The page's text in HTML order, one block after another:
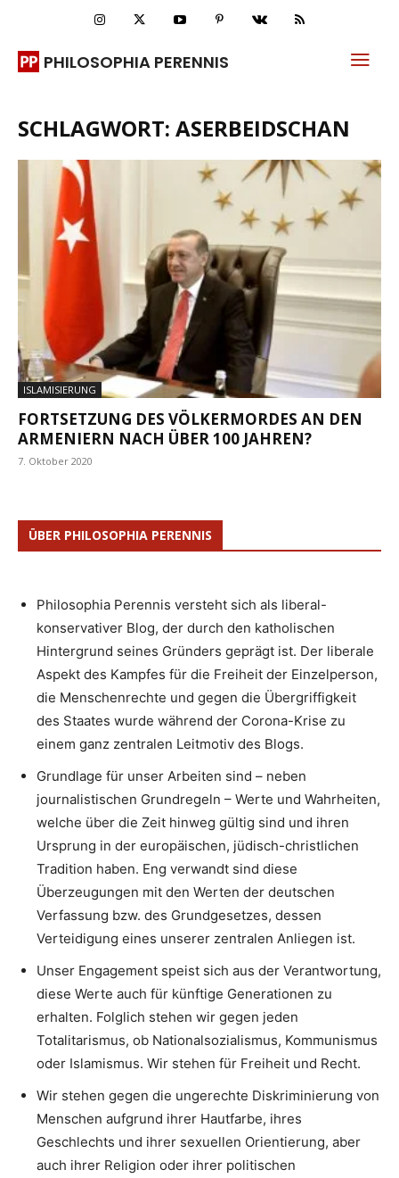
PHILOSOPHIA PERENNIS
SCHLAGWORT: ASERBEIDSCHAN
ISLAMISIERUNG
FORTSETZUNG DES VÖLKERMORDES AN DEN
ARMENIERN NACH ÜBER 100 JAHREN?
7. Oktober 2020
ÜBER PHILOSOPHIA PERENNIS
Philosophia Perennis versteht sich als liberal-
konservativer Blog, der durch den katholischen
Hintergrund seines Gründers geprägt ist. Der liberale
Aspekt des Kampfes für die Freiheit der Einzelperson,
die Menschenrechte und gegen die Übergriffigkeit
des Staates wurde während der Corona-Krise zu
einem ganz zentralen Leitmotiv des Blogs.
Grundlage für unser Arbeiten sind – neben
journalistischen Grundregeln – Werte und Wahrheiten,
welche über die Zeit hinweg gültig sind und ihren
Ursprung in der europäischen, jüdisch-christlichen
Tradition haben. Eng verwandt sind diese
Überzeugungen mit den Werten der deutschen
Verfassung bzw. des Grundgesetzes, dessen
Verteidigung eines unserer zentralen Anliegen ist.
Unser Engagement speist sich aus der Verantwortung,
diese Werte auch für künftige Generationen zu
erhalten. Folglich stehen wir gegen jeden
Totalitarismus, ob Nationalsozialismus, Kommunismus
oder Islamismus. Wir stehen für Freiheit und Recht.
Wir stehen gegen die ungerechte Diskriminierung von
Menschen aufgrund ihrer Hautfarbe, ihres
Geschlechts und ihrer sexuellen Orientierung, aber
auch ihrer Religion oder ihrer politischen